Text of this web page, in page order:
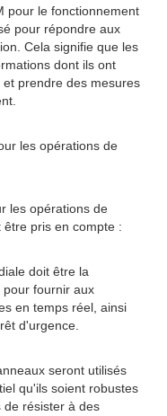
pour le fonctionnement
pour répondre aux
Cela signifie que les
dont ils ont
prendre des mesures
les opérations de
les opérations de
pris en compte :
doit être la
fournir aux
en temps réel, ainsi
d'urgence.
seront utilisés
qu'ils soient robustes
de résister à des